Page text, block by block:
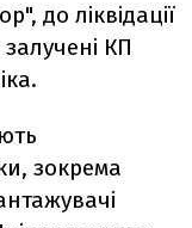
до ліквідації
КП
зокрема